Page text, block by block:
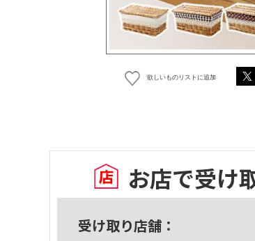
欲しいものリストに追加
お店で受け
受け取り店舗：